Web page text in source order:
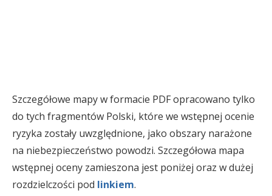
Szczegółowe mapy w formacie PDF opracowano tylko
do tych fragmentów Polski, które we wstępnej ocenie
ryzyka zostały uwzględnione, jako obszary narażone
na niebezpieczeństwo powodzi. Szczegółowa mapa
wstępnej oceny zamieszona jest poniżej oraz w dużej
rozdzielczości pod linkiem.